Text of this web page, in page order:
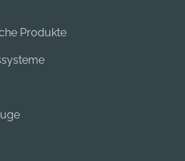
Produkte